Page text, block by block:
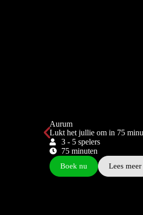
Aurum
Lukt het jullie om in 75
3 - 5 spelers
75 minuten
Boek nu Lees meer